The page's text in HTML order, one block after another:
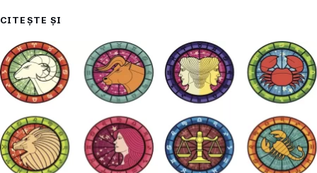
CITEȘTE ȘI